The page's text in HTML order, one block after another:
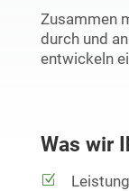
Zusammen
durch und
entwickeln
Was wir